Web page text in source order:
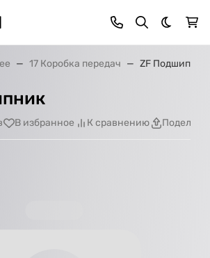
Темная
17 Коробка передач ZF Подшипник
В избранное К сравнению